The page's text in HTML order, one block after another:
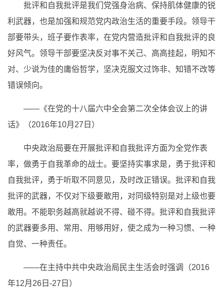
批评和自我批评是我们党强身治病、保持肌体健康的锐
利武器，也是加强和规范党内政治生活的重要手段。领导干
部要带头，班子要作表率，在党内营造批评和自我批评的良
好风气。领导干部要坚决反对事不关己、高高挂起，明知不
对、少说为佳的庸俗哲学，坚决克服文过饰非、知错不改等
错误倾向。
——《在党的十八届六中全会第二次全体会议上的讲
话》（2016年10月27日）
中央政治局要在开展批评和自我批评方面为全党作表
率，做勇于自我革命的战士。要坚持实事求是，勇于批评和
自我批评，勇于听取不同意见，及时改正错误。批评和自我
批评的武器，不仅对下级要敢用，对同级特别是对上级也要
敢用。不能职务越高就越说不得、碰不得。批评和自我批评
的武器要多用、常用、用够用好，使之成为一种习惯、一种
自觉、一种责任。
——在主持中共中央政治局民主生活会时强调（2016
年12月26日-27日）